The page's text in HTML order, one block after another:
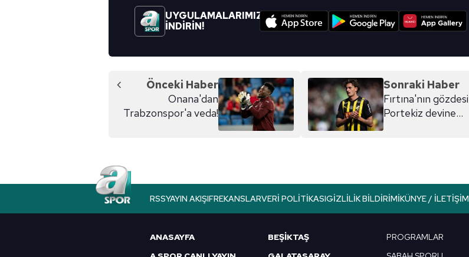
UYGULAMALARIMIZI
İNDİRİN!
Önceki Haber
Onana'dan
Trabzonspor'a veda!
Sonraki Haber
Fırtına'nın gözdesi
Portekiz devine
RSSYAYIN AKIŞIFREKANSLARVERI POLITIKASIGIZLILIK BILDIRIMIKÜNYE / İLETIŞIM
ANASAYFA
BEŞİKTAŞ
PROGRAMLAR